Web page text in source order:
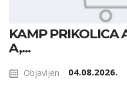
KAMP PRIKOLICA
A,...
Objavljen 04.08.2026.